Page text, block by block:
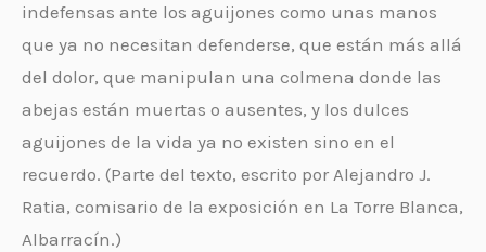
indefensas ante los aguijones como unas manos
que ya no necesitan defenderse, que están más allá
del dolor, que manipulan una colmena donde las
abejas están muertas o ausentes, y los dulces
aguijones de la vida ya no existen sino en el
recuerdo. (Parte del texto, escrito por Alejandro J.
Ratia, comisario de la exposición en La Torre Blanca,
Albarracín.)